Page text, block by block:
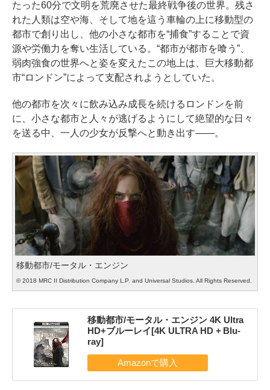
たった60分で文明を荒廃させた最終戦争後の世界。残さ
れた人類は空や海、そして地を這う車輪の上に移動型の
都市で創り出し、他の小さな都市を“捕食”することで資
源や労働力を奪い生活している。“都市が都市を喰う”、
弱肉強食の世界へと姿を変えたこの地上は、巨大移動都
市“ロンドン”によって支配されようとしていた。
他の都市を次々に飲み込み成長を続けるロンドンを前
に、小さな都市と人々が逃げるようにして絶望的な日々
を送る中、一人の少女が反撃へと動き出す――。
移動都市/モータル・エンジン
© 2018 MRC II Distribution Company L.P. and Universal Studios. All Rights Reserved.
移動都市/モータル・エンジン 4K Ultra
HD+ブルーレイ[4K ULTRA HD + Blu-
ray]